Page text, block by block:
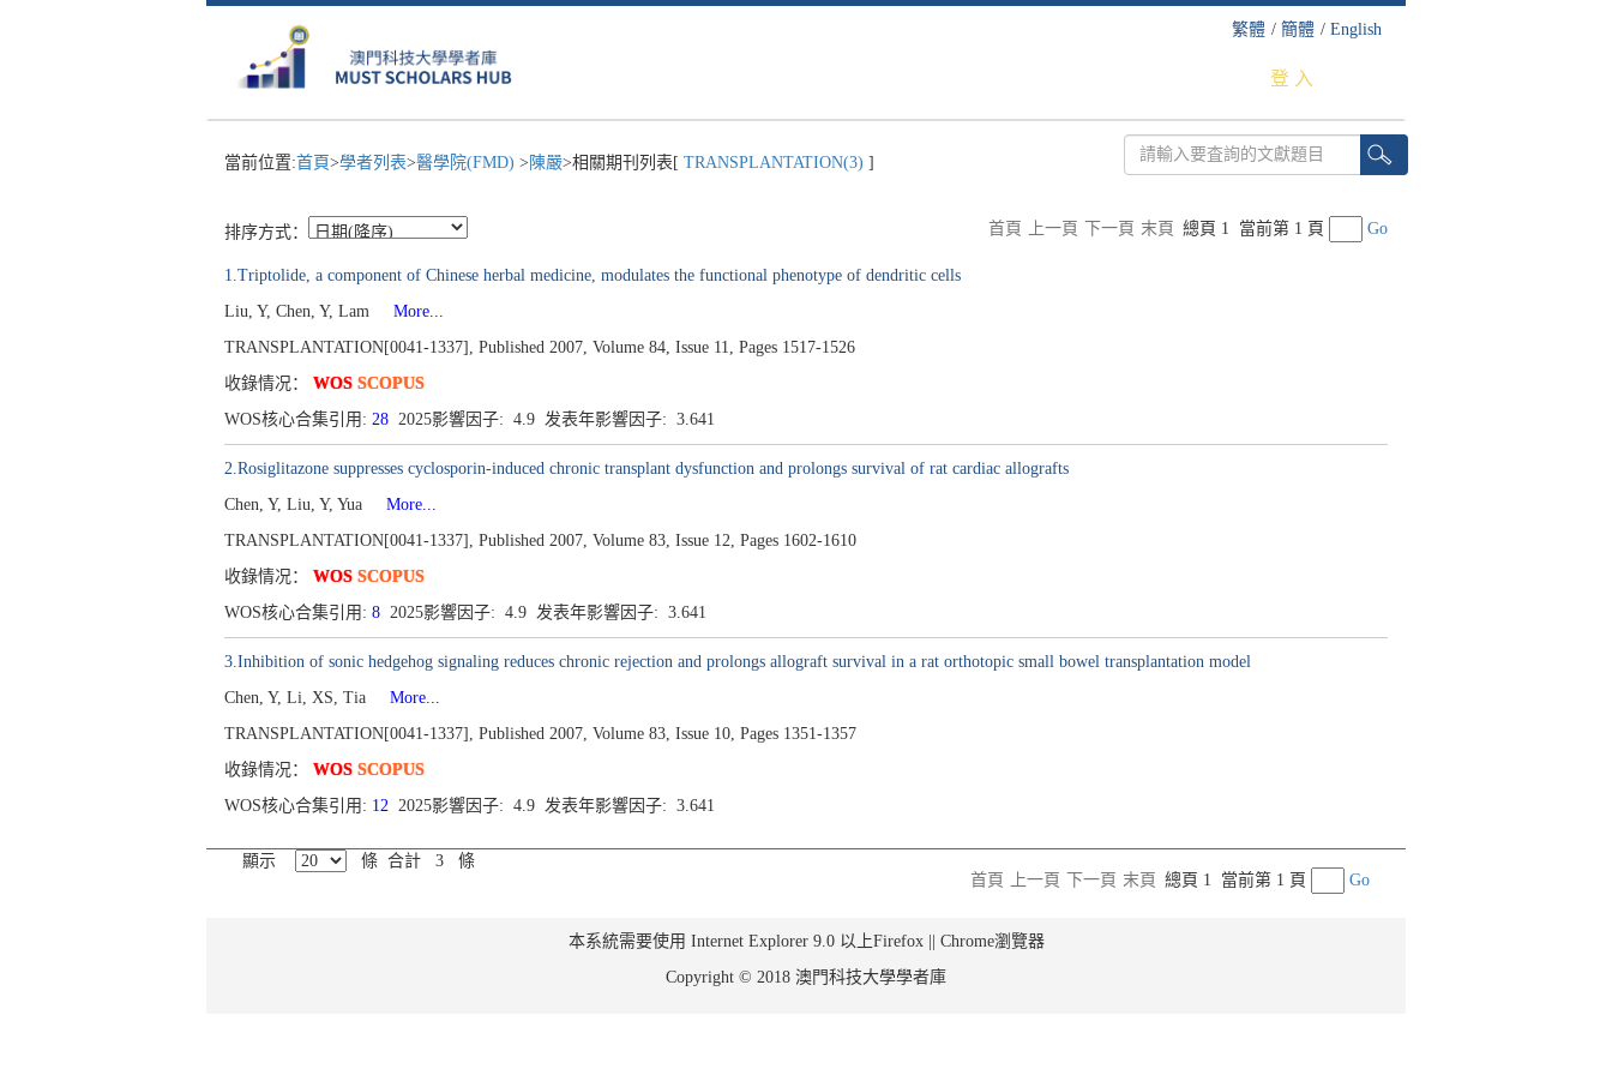
繁體 / 簡體 / English
登 入
當前位置:首頁>學者列表>醫學院(FMD) > 陳嚴>相關期刊列表[ TRANSPLANTATION(3) ]
排序方式： 首頁 上一頁 下一頁 末頁 總頁 1 當前第 1 頁 Go
1.Triptolide, a component of Chinese herbal medicine, modulates the functional phenotype of dendritic cells
Liu, Y, Chen, Y, Lam
More...
TRANSPLANTATION[0041-1337], Published 2007, Volume 84, Issue 11, Pages 1517-1526
收錄情况： WOS SCOPUS
WOS核心合集引用: 28 2025影響因子: 4.9 发表年影響因子: 3.641
2.Rosiglitazone suppresses cyclosporin-induced chronic transplant dysfunction and prolongs survival of rat cardiac allografts
Chen, Y, Liu, Y, Yua
More...
TRANSPLANTATION[0041-1337], Published 2007, Volume 83, Issue 12, Pages 1602-1610
收錄情况： WOS SCOPUS
WOS核心合集引用: 8 2025影響因子: 4.9 发表年影響因子: 3.641
3.Inhibition of sonic hedgehog signaling reduces chronic rejection and prolongs allograft survival in a rat orthotopic small bowel transplantation model
Chen, Y, Li, XS, Tia
More...
TRANSPLANTATION[0041-1337], Published 2007, Volume 83, Issue 10, Pages 1351-1357
收錄情况： WOS SCOPUS
WOS核心合集引用: 12 2025影響因子: 4.9 发表年影響因子: 3.641
顯示
條 合計 3 條
首頁
上一頁 下一頁 末頁 總頁 1 當前第 1 頁 Go
本系統需要使用 Internet Explorer 9.0 以上Firefox || Chrome瀏覽器
Copyright © 2018 澳門科技大學學者庫